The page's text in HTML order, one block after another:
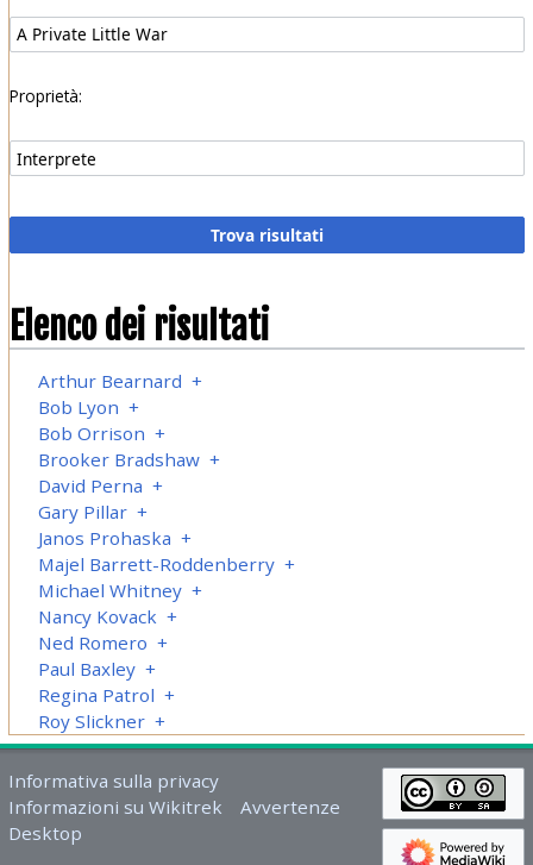
Proprietà:
Elenco dei risultati
Arthur Bearnard +
Bob Lyon +
Bob Orrison +
Brooker Bradshaw +
David Perna +
Gary Pillar +
Janos Prohaska +
Majel Barrett-Roddenberry +
Michael Whitney +
Nancy Kovack +
Ned Romero +
Paul Baxley +
Regina Patrol +
Roy Slickner +
Informativa sulla privacy
Informazioni su Wikitrek
Avvertenze
Desktop